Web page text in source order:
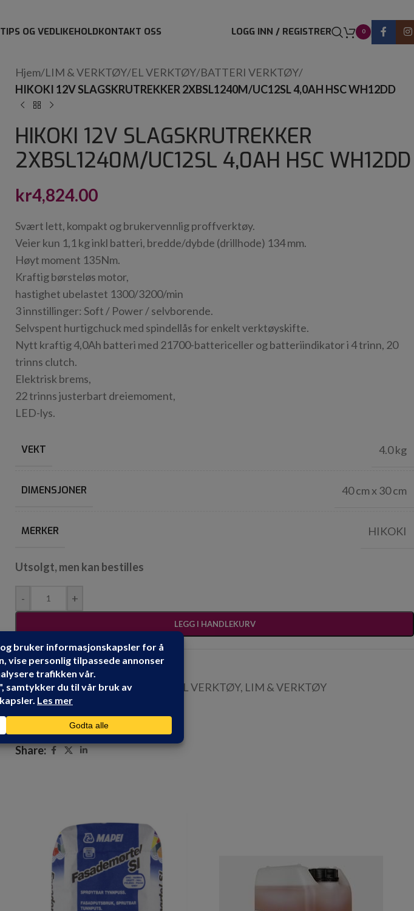
TIPS OG VEDLIKEHOLDKONTAKT OSS LOGG INN / REGISTRER 0
Hjem/LIM & VERKTØY/EL VERKTØY/BATTERI VERKTØY/
HIKOKI 12V SLAGSKRUTREKKER 2XBSL1240M/UC12SL 4,0AH HSC WH12DD
HIKOKI 12V SLAGSKRUTREKKER
2XBSL1240M/UC12SL 4,0AH HSC WH12DD
kr4,824.00
Svært lett, kompakt og brukervennlig proffverktøy.
Veier kun 1,1 kg inkl batteri, bredde/dybde (drillhode) 134 mm.
Høyt moment 135Nm.
Kraftig børsteløs motor,
hastighet ubelastet 1300/3200/min
3 innstillinger: Soft / Power / selvborende.
Selvspent hurtigchuck med spindellås for enkelt verktøyskifte.
Nytt kraftig 4,0Ah batteri med 21700-battericeller og batteriindikator i 4 trinn, 20
trinns clutch.
Elektrisk brems,
22 trinns justerbart dreiemoment,
LED-lys.
VEKT 4.0 kg
DIMENSJONER 40 cm x 30 cm
MERKER HIKOKI
Utsolgt, men kan bestilles
- +
LEGG I HANDLEKURV
Produktnummer:
Kategorier: BATTERI VERKTØY EL VERKTØY, LIM & VERKTØY
Share: